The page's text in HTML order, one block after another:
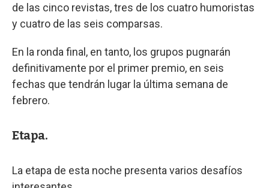
de las cinco revistas, tres de los cuatro humoristas
y cuatro de las seis comparsas.
En la ronda final, en tanto, los grupos pugnarán
definitivamente por el primer premio, en seis
fechas que tendrán lugar la última semana de
febrero.
Etapa.
La etapa de esta noche presenta varios desafíos